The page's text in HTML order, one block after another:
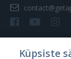
Küpsiste